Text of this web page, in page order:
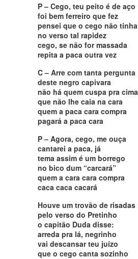
P – Cego, teu peito é de aço
foi bem ferreiro que fez
pensei que o cego não tinha
no verso tal rapidez
cego, se não for massada
repita a paca outra vez
C – Arre com tanta pergunta
deste negro capivara
não há quem cuspa pra cima
que não lhe caia na cara
quem a paca cara compra
pagará a paca cara
P – Agora, cego, me ouça
cantarei a paca, já
tema assim é um borrego
no bico dum “carcará”
quem a cara cara compra
caca caca cacará
Houve um trovão de risadas
pelo verso do Pretinho
o capitão Duda disse:
arreda pra lá, negrinho
vai descansar teu juízo
que o cego canta sozinho